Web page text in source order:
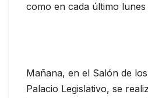
como en cada último lunes
Mañana, en el Salón de
Palacio Legislativo, se